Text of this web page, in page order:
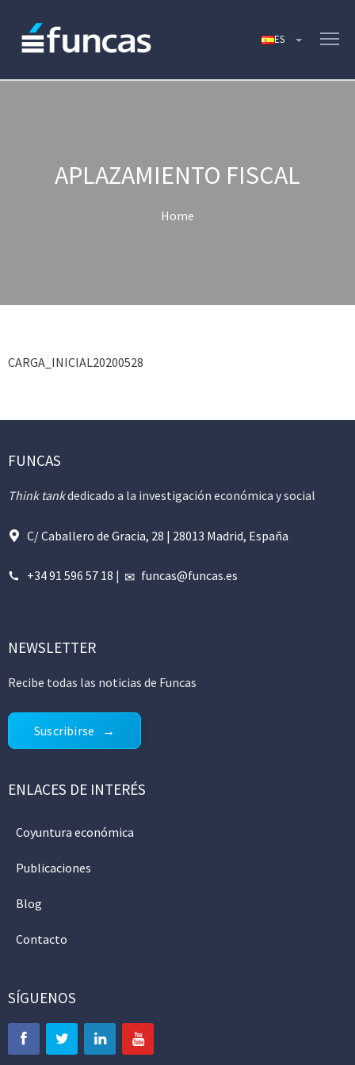
APLAZAMIENTO FISCAL
Home
CARGA_INICIAL20200528
FUNCAS
Think tankdedicado a la investigación económica y social
C/ Caballero de Gracia, 28 | 28013 Madrid, España
+34 91 596 57 18 | funcas@funcas.es
NEWSLETTER
Recibe todas las noticias de Funcas
Suscribirse
ENLACES DE INTERÉS
Coyuntura económica
Publicaciones
Blog
Contacto
SÍGUENOS